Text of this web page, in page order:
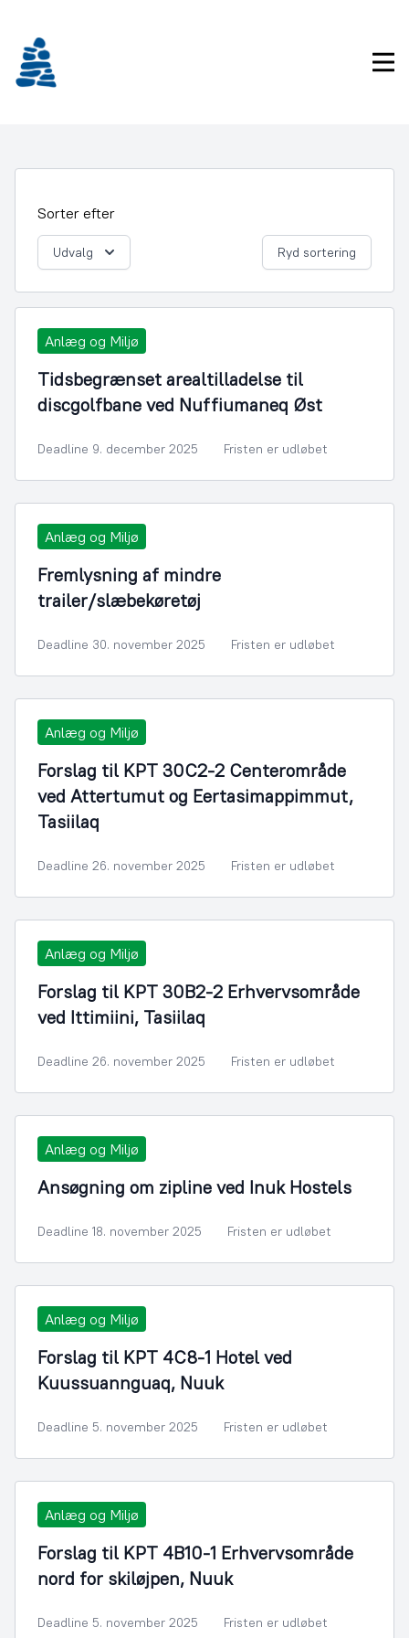
indhold
Sorter efter
Udvalg Ryd sortering
Anlæg og Miljø
Tidsbegrænset arealtilladelse til
discgolfbane ved Nuffiumaneq Øst
Deadline 9. december 2025 Fristen er udløbet
Anlæg og Miljø
Fremlysning af mindre
trailer/slæbekøretøj
Deadline 30. november 2025 Fristen er udløbet
Anlæg og Miljø
Forslag til KPT 30C2-2 Centerområde
ved Attertumut og Eertasimappimmut,
Tasiilaq
Deadline 26. november 2025 Fristen er udløbet
Anlæg og Miljø
Forslag til KPT 30B2-2 Erhvervsområde
ved Ittimiini, Tasiilaq
Deadline 26. november 2025 Fristen er udløbet
Anlæg og Miljø
Ansøgning om zipline ved Inuk Hostels
Deadline 18. november 2025 Fristen er udløbet
Anlæg og Miljø
Forslag til KPT 4C8-1 Hotel ved
Kuussuannguaq, Nuuk
Deadline 5. november 2025 Fristen er udløbet
Anlæg og Miljø
Forslag til KPT 4B10-1 Erhvervsområde
nord for skiløjpen, Nuuk
Deadline 5. november 2025 Fristen er udløbet